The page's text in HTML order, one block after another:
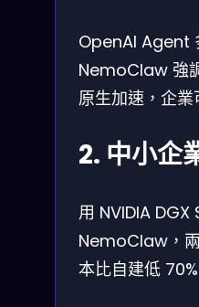
OpenAI Agent
NemoClaw 強
原生加速，企業
2. 中小企
用 NVIDIA
NemoClaw，
本比自建低 70%